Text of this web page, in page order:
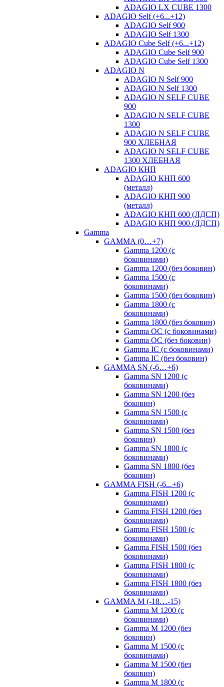
ADAGIO LX CUBE 1300
ADAGIO Self (+6...+12)
ADAGIO Self 900
ADAGIO Self 1300
ADAGIO Cube Self (+6...+12)
ADAGIO Cube Self 900
ADAGIO Cube Self 1300
ADAGIO N
ADAGIO N Self 900
ADAGIO N Self 1300
ADAGIO N SELF CUBE
900
ADAGIO N SELF CUBE
1300
ADAGIO N SELF CUBE
900 ХЛЕБНАЯ
ADAGIO N SELF CUBE
1300 ХЛЕБНАЯ
ADAGIO КНП
ADAGIO КНП 600
(металл)
ADAGIO КНП 900
(металл)
ADAGIO КНП 600 (ЛДСП)
ADAGIO КНП 900 (ЛДСП)
Gamma
GAMMA (0…+7)
Gamma 1200 (с
боковинами)
Gamma 1200 (без боковин)
Gamma 1500 (с
боковинами)
Gamma 1500 (без боковин)
Gamma 1800 (с
боковинами)
Gamma 1800 (без боковин)
Gamma OC (с боковинами)
Gamma OC (без боковин)
Gamma IC (с боковинами)
Gamma IC (без боковин)
GAMMA SN (-6…+6)
Gamma SN 1200 (с
боковинами)
Gamma SN 1200 (без
боковин)
Gamma SN 1500 (с
боковинами)
Gamma SN 1500 (без
боковин)
Gamma SN 1800 (с
боковинами)
Gamma SN 1800 (без
боковин)
GAMMA FISH (-6...+6)
Gamma FISH 1200 (с
боковинами)
Gamma FISH 1200 (без
боковинами)
Gamma FISH 1500 (с
боковинами)
Gamma FISH 1500 (без
боковинами)
Gamma FISH 1800 (с
боковинами)
Gamma FISH 1800 (без
боковинами)
GAMMA M (-18…-15)
Gamma M 1200 (с
боковинами)
Gamma M 1200 (без
боковин)
Gamma M 1500 (с
боковинами)
Gamma M 1500 (без
боковин)
Gamma M 1800 (с